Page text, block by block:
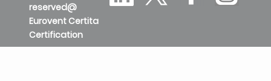
reserved@
Eurovent Certita
Certification